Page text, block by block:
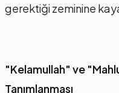
gerektiği zeminine
"Kelamullah" ve
Tanımlanması